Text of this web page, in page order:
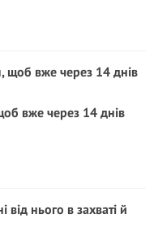
вже через 14 днів